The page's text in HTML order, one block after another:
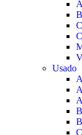
Usado